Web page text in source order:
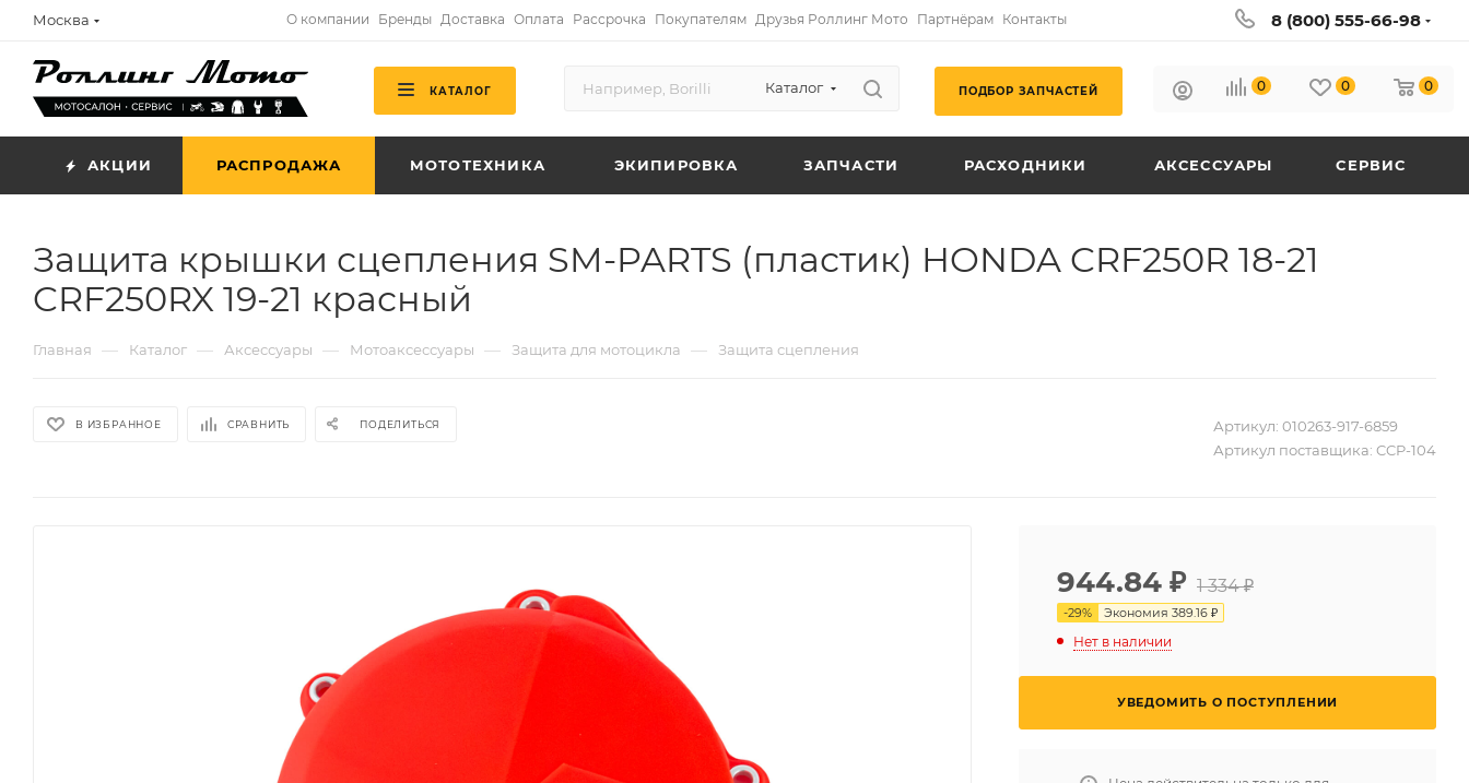
Москва О компании Бренды Доставка Оплата Рассрочка Покупателям Друзья Роллинг Мото Партнёрам Контакты 8 (800) 555-66-98
КАТАЛОГ Каталог ПОДБОР ЗАПЧАСТЕЙ 0 0 0
АКЦИИ РАСПРОДАЖА МОТОТЕХНИКА ЭКИПИРОВКА ЗАПЧАСТИ РАСХОДНИКИ АКСЕССУАРЫ СЕРВИС
Защита крышки сцепления SM-PARTS (пластик) HONDA CRF250R 18-21
CRF250RX 19-21 красный
Главная — Каталог — Аксессуары — Мотоаксессуары — Защита для мотоцикла — Защита сцепления
В ИЗБРАННОЕ СРАВНИТЬ ПОДЕЛИТЬСЯ Артикул: 010263-917-6859
Артикул поставщика: CCP-104
944.84 ₽ 1 334 ₽
-29% Экономия 389.16 ₽
Нет в наличии
УВЕДОМИТЬ О ПОСТУПЛЕНИИ